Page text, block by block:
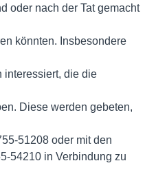
oder nach der Tat gemacht
könnten. Insbesondere
interessiert, die die
Diese werden gebeten,
51208 oder mit den
54210 in Verbindung zu